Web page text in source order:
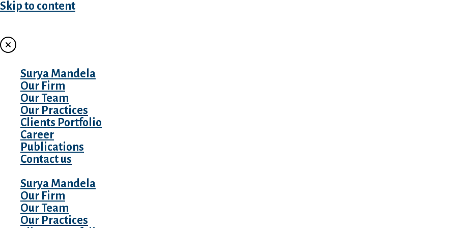
Skip to content
Surya Mandela
Our Firm
Our Team
Our Practices
Clients Portfolio
Career
Publications
Contact us
Surya Mandela
Our Firm
Our Team
Our Practices